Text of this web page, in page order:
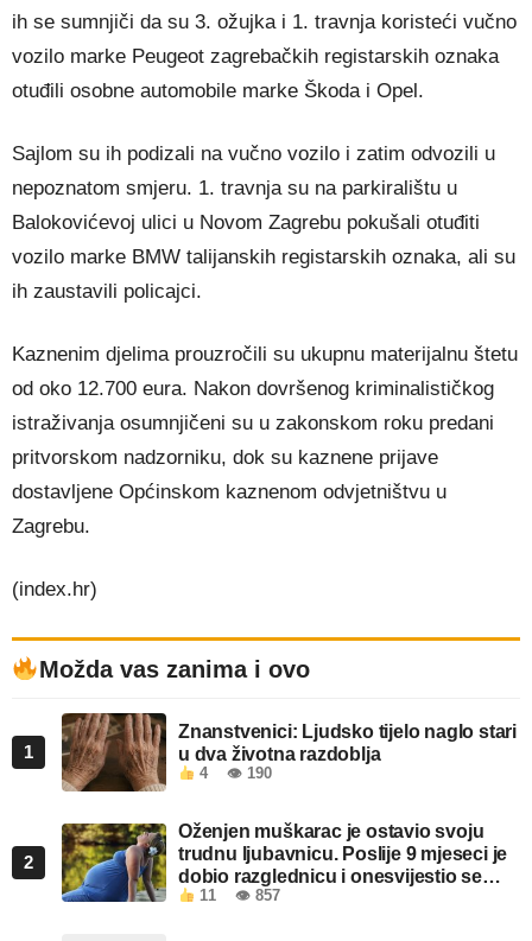
ih se sumnjiči da su 3. ožujka i 1. travnja koristeći vučno
vozilo marke Peugeot zagrebačkih registarskih oznaka
otuđili osobne automobile marke Škoda i Opel.
Sajlom su ih podizali na vučno vozilo i zatim odvozili u
nepoznatom smjeru. 1. travnja su na parkiralištu u
Balokovićevoj ulici u Novom Zagrebu pokušali otuđiti
vozilo marke BMW talijanskih registarskih oznaka, ali su
ih zaustavili policajci.
Kaznenim djelima prouzročili su ukupnu materijalnu štetu
od oko 12.700 eura. Nakon dovršenog kriminalističkog
istraživanja osumnjičeni su u zakonskom roku predani
pritvorskom nadzorniku, dok su kaznene prijave
dostavljene Općinskom kaznenom odvjetništvu u
Zagrebu.
(index.hr)
Možda vas zanima i ovo
1
Znanstvenici: Ljudsko tijelo naglo stari
u dva životna razdoblja
4 👁 190
2
Oženjen muškarac je ostavio svoju
trudnu ljubavnicu. Poslije 9 mjeseci je
dobio razglednicu i onesvijestio se
kada je pročitao šta piše!
11 👁 857